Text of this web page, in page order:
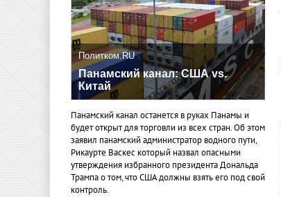
Политком.RU
Панамский канал: США vs.
Китай
Панамский канал останется в руках Панамы и
будет открыт для торговли из всех стран. Об этом
заявил панамский администратор водного пути,
Рикаурте Васкес который назвал опасными
утверждения избранного президента Дональда
Трампа о том, что США должны взять его под свой
контроль.